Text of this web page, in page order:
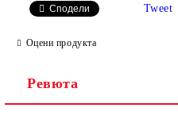
Сподели Tweet
Оцени продукта
Ревюта